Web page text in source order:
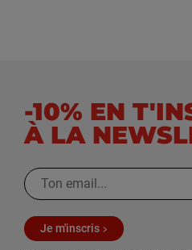
-10% EN
À LA
Je m'inscris